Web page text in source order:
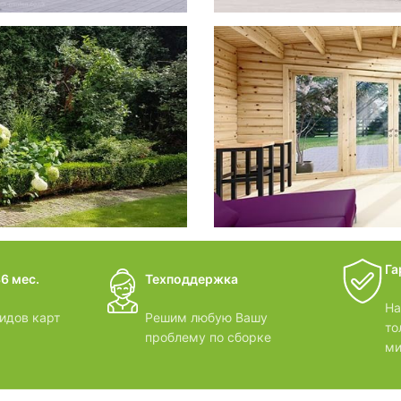
Беседки
дачные
мес.
карт
Техподдержка
Решим любую Вашу
проблему по сборке